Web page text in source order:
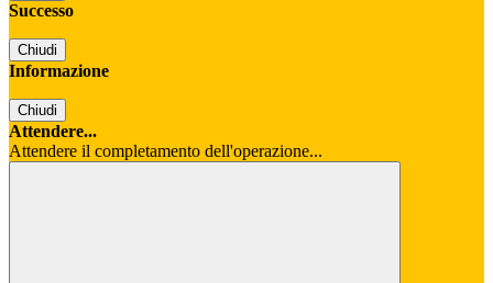
Successo
Chiudi
Informazione
Chiudi
Attendere...
Attendere il completamento dell'operazione...